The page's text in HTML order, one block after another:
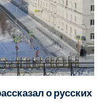
о русских